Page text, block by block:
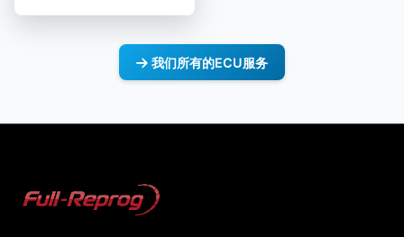
我们所有的ECU服务